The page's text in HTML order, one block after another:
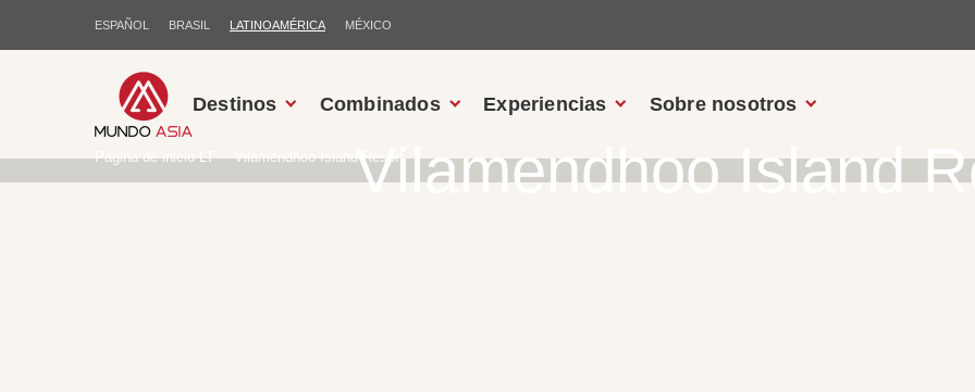
ESPAÑOL BRASIL LATINOAMÉRICA MÉXICO
Destinos Combinados Experiencias Sobre nosotros
Vilamendhoo Island
Página de inicio LT Vilamendhoo Island Resort